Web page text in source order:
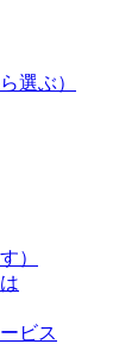
選ぶ）
）
ビス